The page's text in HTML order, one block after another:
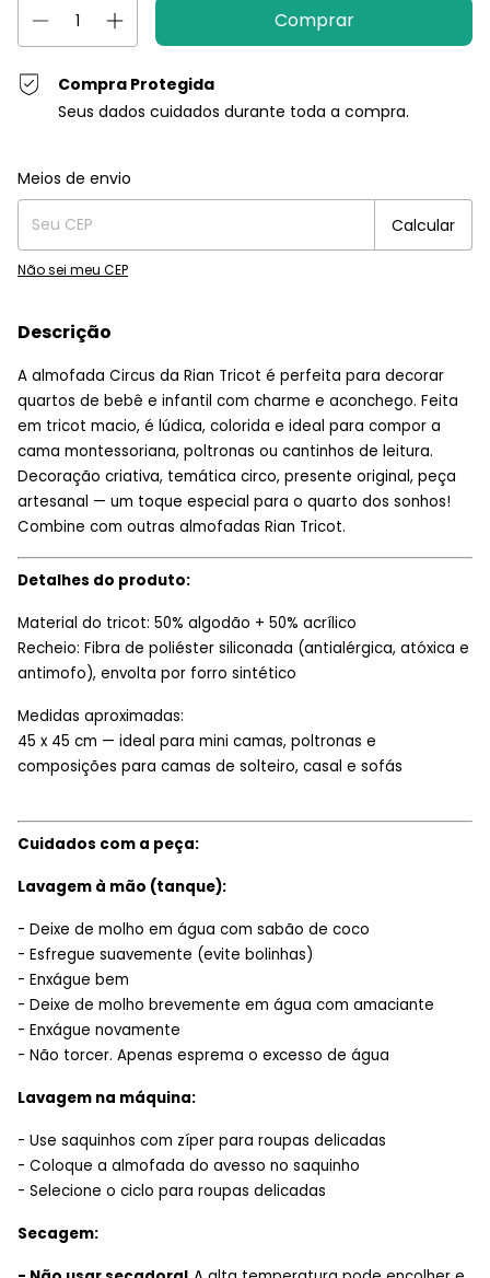
Compra Protegida
Seus dados cuidados durante toda a compra.
Entregas para o CEP:
Meios de envio
Calcular
Não sei meu CEP
Descrição
A almofada Circus da Rian Tricot é perfeita para decorar
quartos de bebê e infantil com charme e aconchego. Feita
em tricot macio, é lúdica, colorida e ideal para compor a
cama montessoriana, poltronas ou cantinhos de leitura.
Decoração criativa, temática circo, presente original, peça
artesanal — um toque especial para o quarto dos sonhos!
Combine com outras almofadas Rian Tricot.
Detalhes do produto:
Material do tricot: 50% algodão + 50% acrílico
Recheio: Fibra de poliéster siliconada (antialérgica, atóxica e
antimofo), envolta por forro sintético
Medidas aproximadas:
45 x 45 cm — ideal para mini camas, poltronas e
composições para camas de solteiro, casal e sofás
Cuidados com a peça:
Lavagem à mão (tanque):
- Deixe de molho em água com sabão de coco
- Esfregue suavemente (evite bolinhas)
- Enxágue bem
- Deixe de molho brevemente em água com amaciante
- Enxágue novamente
- Não torcer. Apenas esprema o excesso de água
Lavagem na máquina:
- Use saquinhos com zíper para roupas delicadas
- Coloque a almofada do avesso no saquinho
- Selecione o ciclo para roupas delicadas
Secagem: